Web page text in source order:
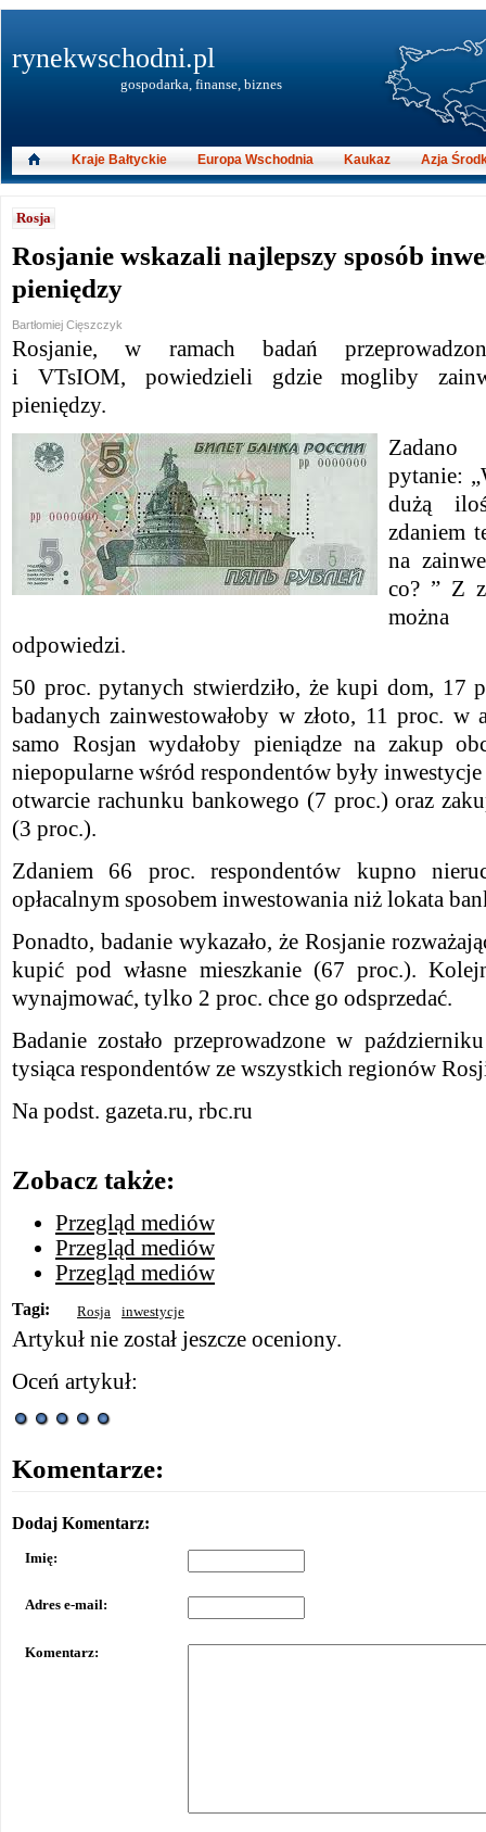
Rosja
Rosjanie wskazali najlepszy sposób
pieniędzy
Bartłomiej Cięszczyk
Rosjanie, w ramach badań
i VTsIOM, powiedzieli gdzie mogliby
pieniędzy.
Zadano
pytanie:
dużą
zdaniem
na
co? ” Z
można
odpowiedzi.
50 proc. pytanych stwierdziło, że kupi dom, 17
badanych zainwestowałoby w złoto, 11 proc.
samo Rosjan wydałoby pieniądze na zakup
niepopularne wśród respondentów były
otwarcie rachunku bankowego (7 proc.) oraz
(3 proc.).
Zdaniem 66 proc. respondentów kupno
opłacalnym sposobem inwestowania niż lokata
Ponadto, badanie wykazało, że Rosjanie
kupić pod własne mieszkanie (67 proc.).
wynajmować, tylko 2 proc. chce go odsprzedać.
Badanie zostało przeprowadzone w
tysiąca respondentów ze wszystkich regionów
Na podst. gazeta.ru, rbc.ru
Zobacz także:
Przegląd mediów
Przegląd mediów
Przegląd mediów
Tagi: Rosja inwestycje
Artykuł nie został jeszcze oceniony.
Oceń artykuł:
Komentarze:
Dodaj Komentarz:
Imię:
Adres e-mail:
Komentarz:
rynekwschodni.pl
gospodarka, finanse, biznes
Kraje Bałtyckie Europa Wschodnia Kaukaz Azja